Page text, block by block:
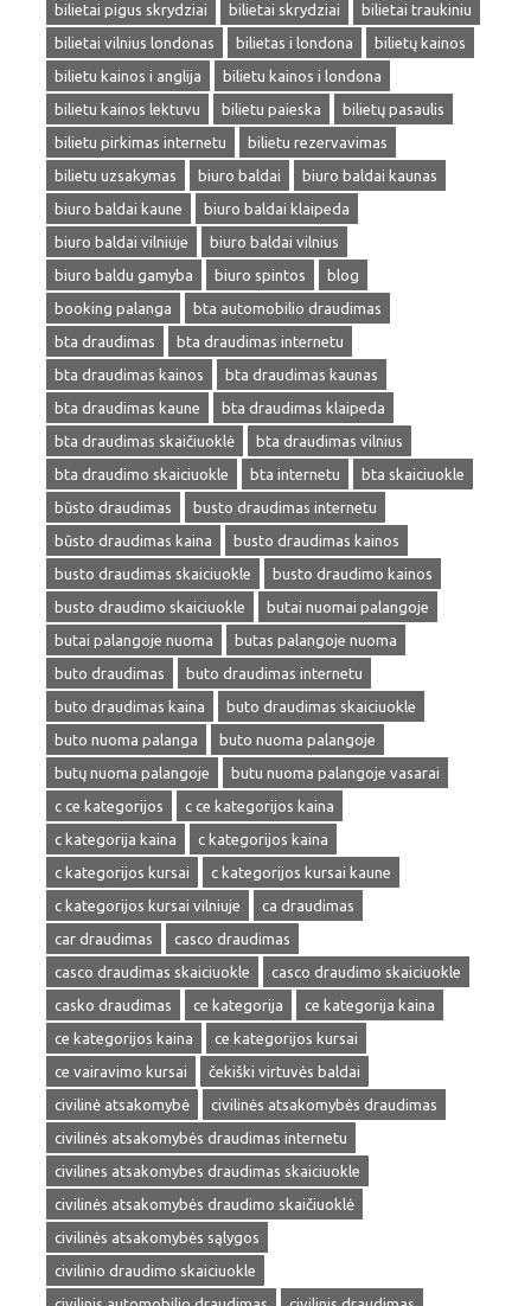
bilietai pigus skrydziai
bilietai skrydziai
bilietai traukiniu
bilietai vilnius londonas
bilietas i londona
bilietų kainos
bilietu kainos i anglija
bilietu kainos i londona
bilietu kainos lektuvu
bilietu paieska
bilietų pasaulis
bilietu pirkimas internetu
bilietu rezervavimas
bilietu uzsakymas
biuro baldai
biuro baldai kaunas
biuro baldai kaune
biuro baldai klaipeda
biuro baldai vilniuje
biuro baldai vilnius
biuro baldu gamyba
biuro spintos
blog
booking palanga
bta automobilio draudimas
bta draudimas
bta draudimas internetu
bta draudimas kainos
bta draudimas kaunas
bta draudimas kaune
bta draudimas klaipeda
bta draudimas skaičiuoklė
bta draudimas vilnius
bta draudimo skaiciuokle
bta internetu
bta skaiciuokle
būsto draudimas
busto draudimas internetu
būsto draudimas kaina
busto draudimas kainos
busto draudimas skaiciuokle
busto draudimo kainos
busto draudimo skaiciuokle
butai nuomai palangoje
butai palangoje nuoma
butas palangoje nuoma
buto draudimas
buto draudimas internetu
buto draudimas kaina
buto draudimas skaiciuokle
buto nuoma palanga
buto nuoma palangoje
butų nuoma palangoje
butu nuoma palangoje vasarai
c ce kategorijos
c ce kategorijos kaina
c kategorija kaina
c kategorijos kaina
c kategorijos kursai
c kategorijos kursai kaune
c kategorijos kursai vilniuje
ca draudimas
car draudimas
casco draudimas
casco draudimas skaiciuokle
casco draudimo skaiciuokle
casko draudimas
ce kategorija
ce kategorija kaina
ce kategorijos kaina
ce kategorijos kursai
ce vairavimo kursai
čekiški virtuvės baldai
civilinė atsakomybė
civilinės atsakomybės draudimas
civilinės atsakomybės draudimas internetu
civilines atsakomybes draudimas skaiciuokle
civilinės atsakomybės draudimo skaičiuoklė
civilinės atsakomybės sąlygos
civilinio draudimo skaiciuokle